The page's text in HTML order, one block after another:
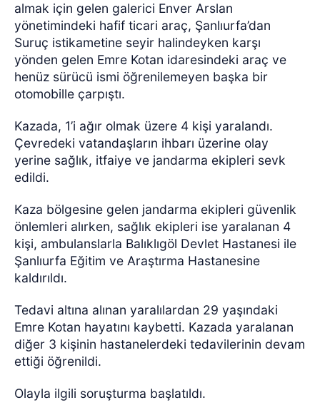
almak için gelen galerici Enver Arslan
yönetimindeki hafif ticari araç, Şanlıurfa’dan
Suruç istikametine seyir halindeyken karşı
yönden gelen Emre Kotan idaresindeki araç ve
henüz sürücü ismi öğrenilemeyen başka bir
otomobille çarpıştı.
Kazada, 1’i ağır olmak üzere 4 kişi yaralandı.
Çevredeki vatandaşların ihbarı üzerine olay
yerine sağlık, itfaiye ve jandarma ekipleri sevk
edildi.
Kaza bölgesine gelen jandarma ekipleri güvenlik
önlemleri alırken, sağlık ekipleri ise yaralanan 4
kişi, ambulanslarla Balıklıgöl Devlet Hastanesi ile
Şanlıurfa Eğitim ve Araştırma Hastanesine
kaldırıldı.
Tedavi altına alınan yaralılardan 29 yaşındaki
Emre Kotan hayatını kaybetti. Kazada yaralanan
diğer 3 kişinin hastanelerdeki tedavilerinin devam
ettiği öğrenildi.
Olayla ilgili soruşturma başlatıldı.